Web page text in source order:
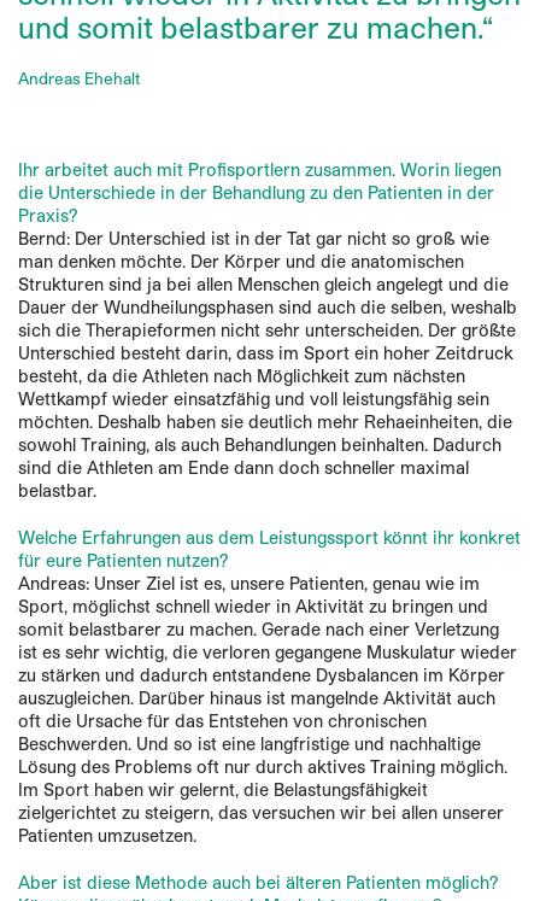
und somit belastbarer zu machen.“
Andreas Ehehalt
Ihr arbeitet auch mit Profisportlern zusammen. Worin liegen
die Unterschiede in der Behandlung zu den Patienten in der
Praxis?
Bernd: Der Unterschied ist in der Tat gar nicht so groß wie
man denken möchte. Der Körper und die anatomischen
Strukturen sind ja bei allen Menschen gleich angelegt und die
Dauer der Wundheilungsphasen sind auch die selben, weshalb
sich die Therapieformen nicht sehr unterscheiden. Der größte
Unterschied besteht darin, dass im Sport ein hoher Zeitdruck
besteht, da die Athleten nach Möglichkeit zum nächsten
Wettkampf wieder einsatzfähig und voll leistungsfähig sein
möchten. Deshalb haben sie deutlich mehr Rehaeinheiten, die
sowohl Training, als auch Behandlungen beinhalten. Dadurch
sind die Athleten am Ende dann doch schneller maximal
belastbar.
Welche Erfahrungen aus dem Leistungssport könnt ihr konkret
für eure Patienten nutzen?
Andreas: Unser Ziel ist es, unsere Patienten, genau wie im
Sport, möglichst schnell wieder in Aktivität zu bringen und
somit belastbarer zu machen. Gerade nach einer Verletzung
ist es sehr wichtig, die verloren gegangene Muskulatur wieder
zu stärken und dadurch entstandene Dysbalancen im Körper
auszugleichen. Darüber hinaus ist mangelnde Aktivität auch
oft die Ursache für das Entstehen von chronischen
Beschwerden. Und so ist eine langfristige und nachhaltige
Lösung des Problems oft nur durch aktives Training möglich.
Im Sport haben wir gelernt, die Belastungsfähigkeit
zielgerichtet zu steigern, das versuchen wir bei allen unserer
Patienten umzusetzen.
Aber ist diese Methode auch bei älteren Patienten möglich?